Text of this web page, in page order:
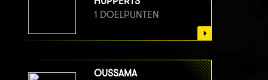
1 DOELPUNTEN
OUSSAMA